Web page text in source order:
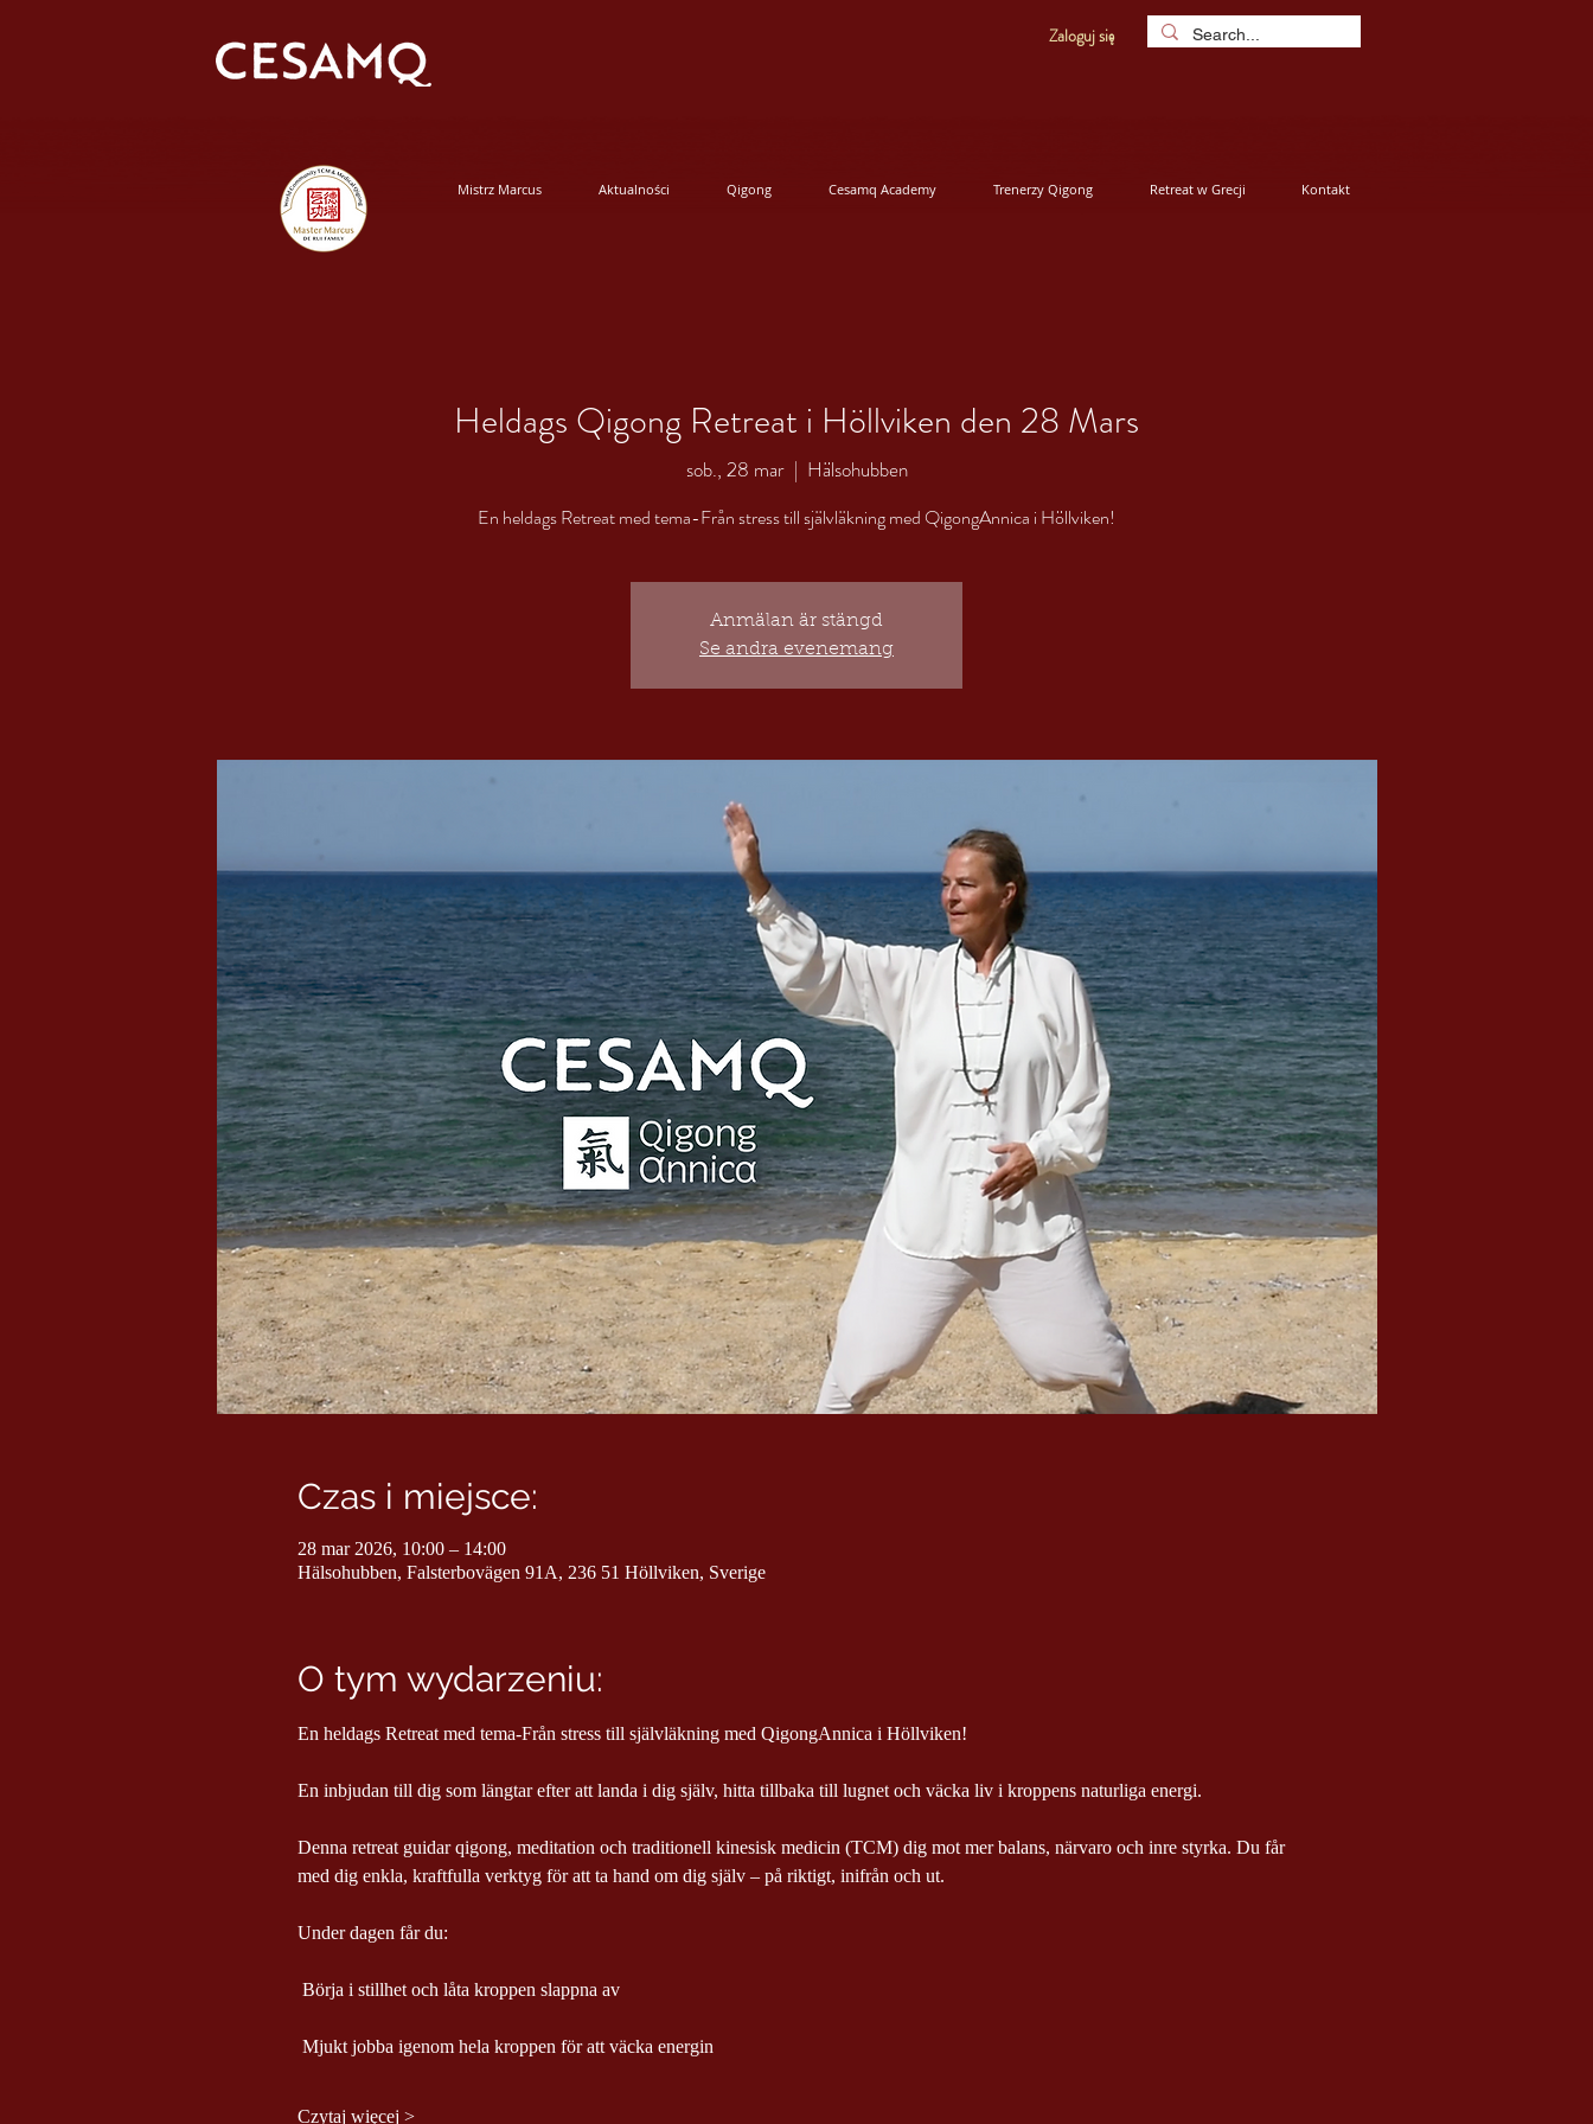
Zaloguj się
Mistrz Marcus Aktualności Qigong Cesamq Academy Trenerzy Qigong Retreat w Grecji Kontakt
Heldags Qigong Retreat i Höllviken den 28 Mars
sob., 28 mar
  |
Hälsohubben
En heldags Retreat med tema-Från stress till självläkning med QigongAnnica i Höllviken!
Anmälan är stängd
Se andra evenemang
Czas i miejsce:
28 mar 2026, 10:00 – 14:00
Hälsohubben, Falsterbovägen 91A, 236 51 Höllviken, Sverige
O tym wydarzeniu:
En heldags Retreat med tema-Från stress till självläkning med QigongAnnica i Höllviken!
En inbjudan till dig som längtar efter att landa i dig själv, hitta tillbaka till lugnet och väcka liv i kroppens naturliga energi.
Denna retreat guidar qigong, meditation och traditionell kinesisk medicin (TCM) dig mot mer balans, närvaro och inre styrka. Du får
med dig enkla, kraftfulla verktyg för att ta hand om dig själv – på riktigt, inifrån och ut.
Under dagen får du:
Börja i stillhet och låta kroppen slappna av
Mjukt jobba igenom hela kroppen för att väcka energin
Czytaj więcej >